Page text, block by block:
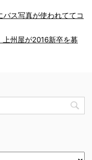
ス写真が使われててコ
州屋が2016新卒を募